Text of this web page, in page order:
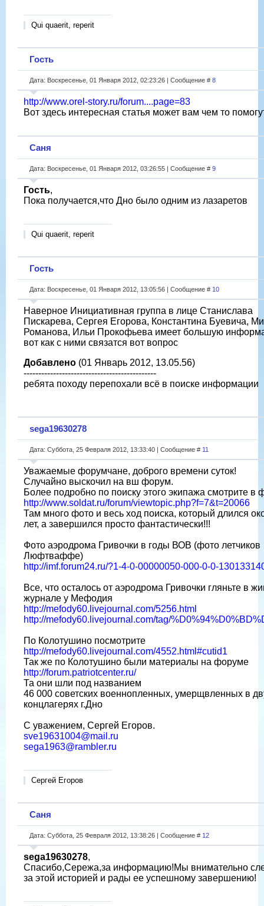
Qui quaerit, reperit
Гость
Дата: Воскресенье, 01 Января 2012, 02:23:26 | Сообщение # 8
http://www.orel-story.ru/forum....page=83
Вот здесь интересная статья может вам чем то
Саня
Дата: Воскресенье, 01 Января 2012, 03:26:55 | Сообщение # 9
Гость,
Пока получается,что Дно было одним из лазаретов
Qui quaerit, reperit
Гость
Дата: Воскресенье, 01 Января 2012, 13:05:56 | Сообщение # 10
Наверное Инициативная группа в лице Станислава
Пискарева, Сергея Егорова, Константина Буевича,
Романова, Ильи Прокофьева имеет большую
вот как с ними связатся вот вопрос
Добавлено (01 Январь 2012, 13.05.56)
---------------------------------------------
ребята походу перепохали всё в поиске информации
sega19630278
Дата: Суббота, 25 Февраля 2012, 13:33:40 | Сообщение # 11
Уважаемые форумчане, доброго времени суток!
Случайно выскочил на вш форум.
Более подробно по поиску этого экипажа смотрите в
http://www.soldat.ru/forum/viewtopic.php?f=7&t=20066
Там много фото и весь ход поиска, который длился
лет, а завершился просто фантастически!!!
Фото аэродрома Гривочки в годы ВОВ (фото летчиков
Люфтваффе)
http://imf.forum24.ru/?1-4-0-00000050-000-0-0-
Все, что осталось от аэродрома Гривочки гляньте в
журнале у Мефодия
http://mefody60.livejournal.com/5256.html
http://mefody60.livejournal.com/tag/
По Колотушино посмотрите
http://mefody60.livejournal.com/4552.html#cutid1
Так же по Колотушино были материалы на форуме
http://forum.patriotcenter.ru/
Та они шли под названием
46 000 советских военнопленных, умерщвленных в
концлагерях г.Дно
С уважением, Сергей Егоров.
sve19631004@mail.ru
sega1963@rambler.ru
Сергей Егоров
Саня
Дата: Суббота, 25 Февраля 2012, 13:38:26 | Сообщение # 12
sega19630278,
Спасибо,Сережа,за информацию!Мы внимательно
за этой историей и рады ее успешному завершению!